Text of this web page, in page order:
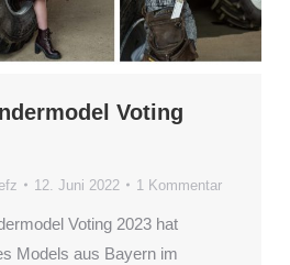
Voting
12. Juni 2022 1 Kommentar
Voting 2023 hat
Models aus Bayern im